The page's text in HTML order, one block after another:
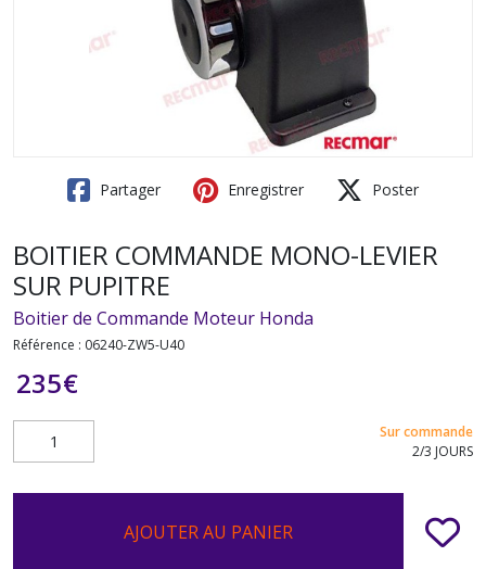
Partager Enregistrer Poster
BOITIER COMMANDE MONO-LEVIER
SUR PUPITRE
Boitier de Commande Moteur Honda
Référence : 06240-ZW5-U40
235€
Sur commande
2/3 JOURS
AJOUTER AU PANIER